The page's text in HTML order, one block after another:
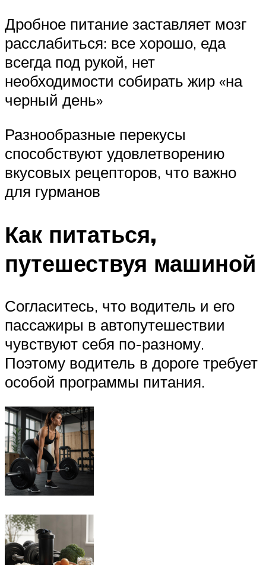
Дробное питание заставляет мозг
расслабиться: все хорошо, еда
всегда под рукой, нет
необходимости собирать жир «на
черный день»
Разнообразные перекусы
способствуют удовлетворению
вкусовых рецепторов, что важно
для гурманов
Как питаться,
путешествуя машиной
Согласитесь, что водитель и его
пассажиры в автопутешествии
чувствуют себя по-разному.
Поэтому водитель в дороге требует
особой программы питания.